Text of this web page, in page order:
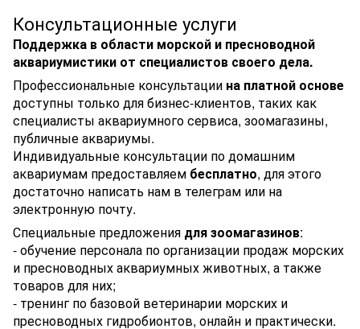
Консультационные услуги
Поддержка в области морской и пресноводной
аквариумистики от специалистов своего дела.
Профессиональные консультации на платной основе
доступны только для бизнес-клиентов, таких как
специалисты аквариумного сервиса, зоомагазины,
публичные аквариумы.
Индивидуальные консультации по домашним
аквариумам предоставляем бесплатно, для этого
достаточно написать нам в телеграм или на
электронную почту.
Специальные предложения для зоомагазинов:
- обучение персонала по организации продаж морских
и пресноводных аквариумных животных, а также
товаров для них;
- тренинг по базовой ветеринарии морских и
пресноводных гидробионтов, онлайн и практически.